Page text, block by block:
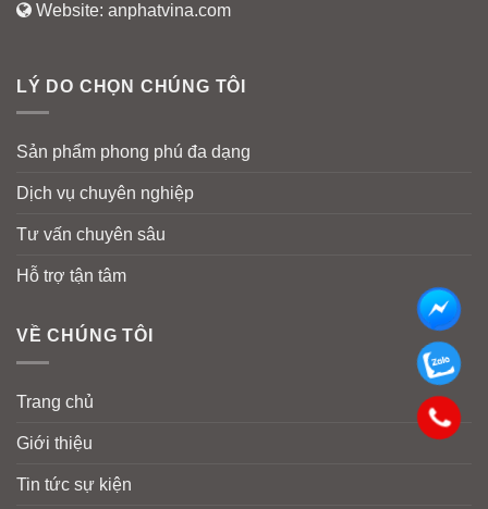
Website: anphatvina.com
LÝ DO CHỌN CHÚNG TÔI
Sản phẩm phong phú đa dạng
Dịch vụ chuyên nghiệp
Tư vấn chuyên sâu
Hỗ trợ tận tâm
VỀ CHÚNG TÔI
Trang chủ
Giới thiệu
Tin tức sự kiện